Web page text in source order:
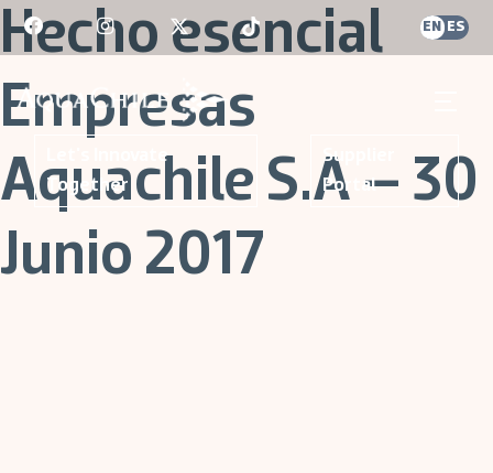
Skip
EN ES
AquaChile
AquaChile
Let's Innovate
Together
Supplier
Portal
Hecho esencial
Empresas
Aquachile S.A – 30
Junio 2017